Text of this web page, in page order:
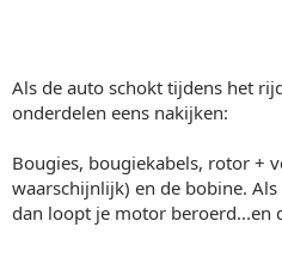
Als de auto schokt tijdens het
onderdelen eens nakijken:
Bougies, bougiekabels, rotor +
waarschijnlijk) en de bobine.
dan loopt je motor beroerd...en